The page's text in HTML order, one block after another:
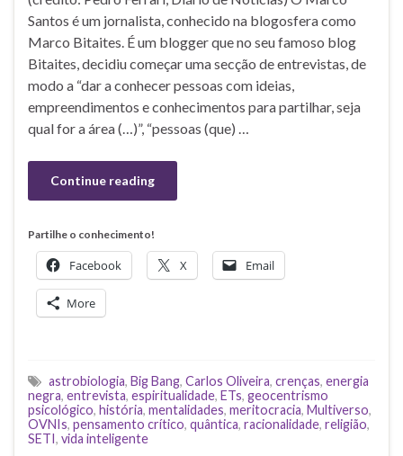
Santos é um jornalista, conhecido na blogosfera como
Marco Bitaites. É um blogger que no seu famoso blog
Bitaites, decidiu começar uma secção de entrevistas, de
modo a “dar a conhecer pessoas com ideias,
empreendimentos e conhecimentos para partilhar, seja
qual for a área (…)”, “pessoas (que) …
Continue reading
Partilhe o conhecimento!
Facebook X Email
More
astrobiologia, Big Bang, Carlos Oliveira, crenças, energia
negra, entrevista, espiritualidade, ETs, geocentrismo
psicológico, história, mentalidades, meritocracia, Multiverso,
OVNIs, pensamento crítico, quântica, racionalidade, religião,
SETI, vida inteligente